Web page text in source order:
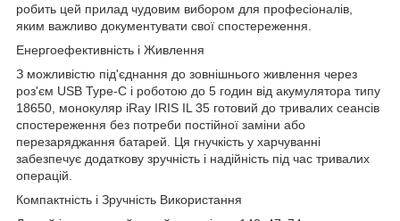
робить цей прилад чудовим вибором для професіоналів,
яким важливо документувати свої спостереження.
Енергоефективність і Живлення
З можливістю під'єднання до зовнішнього живлення через
роз'єм USB Type-C і роботою до 5 годин від акумулятора типу
18650, монокуляр iRay IRIS IL 35 готовий до тривалих сеансів
спостереження без потреби постійної заміни або
перезаряджання батарей. Ця гнучкість у харчуванні
забезпечує додаткову зручність і надійність під час тривалих
операцій.
Компактність і Зручність Використання